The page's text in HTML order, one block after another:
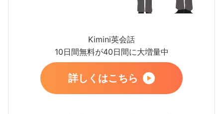
Kimini英会話
10日間無料が40日間に大増量中
詳しくはこちら